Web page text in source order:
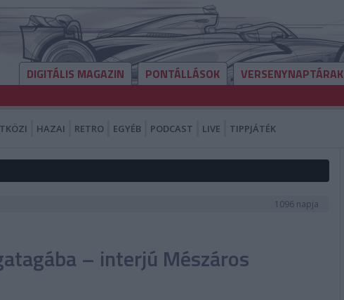
DIGITÁLIS MAGAZIN PONTÁLLÁSOK VERSENYNAPTÁRAK
HAZAI RETRO EGYÉB PODCAST LIVE TIPPJÁTÉK
1096 napja
– interjú Mészáros